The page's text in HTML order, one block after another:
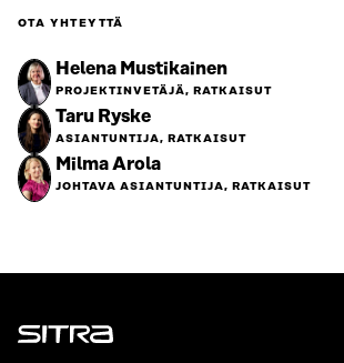
OTA YHTEYTTÄ
Helena Mustikainen
PROJEKTINVETÄJÄ, RATKAISUT
Taru Ryske
ASIANTUNTIJA, RATKAISUT
Milma Arola
JOHTAVA ASIANTUNTIJA, RATKAISUT
Sitra